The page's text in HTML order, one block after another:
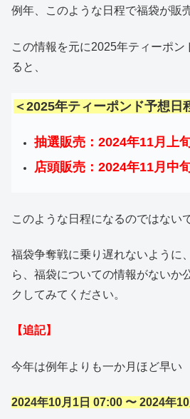
例年、このような日程で福袋が販
この情報を元に2025年ティーポン
ると、
＜2025年ティーポンド予想日
抽選販売：2024年11月上
店頭販売：2024年11月中
このような日程になるのではない
福袋争奪戦に乗り遅れないように
ら、福袋についての情報がないか
クしてみてください。
【追記】
今年は例年よりも一か月ほど早い
2024年10月1日 07:00 〜 2024年